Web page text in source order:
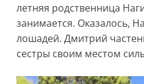
летняя родственница
занимается. Оказалось,
лошадей. Дмитрий
сестры своим местом